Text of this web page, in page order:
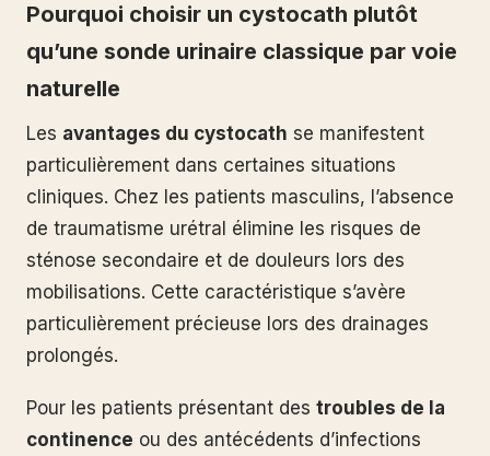
Pourquoi choisir un cystocath plutôt
qu’une sonde urinaire classique par voie
naturelle
Les avantages du cystocath se manifestent
particulièrement dans certaines situations
cliniques. Chez les patients masculins, l’absence
de traumatisme urétral élimine les risques de
sténose secondaire et de douleurs lors des
mobilisations. Cette caractéristique s’avère
particulièrement précieuse lors des drainages
prolongés.
Pour les patients présentant des troubles de la
continence ou des antécédents d’infections